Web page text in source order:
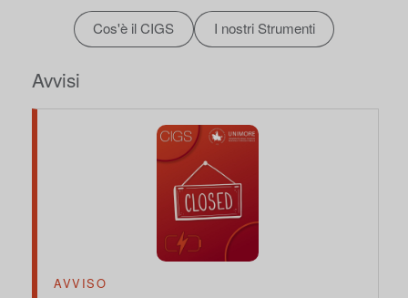
Cos'è il CIGS I nostri Strumenti
Avvisi
AVVISO